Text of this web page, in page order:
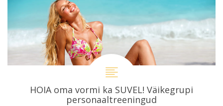
HOIA oma vormi ka SUVEL! Väikegrupi
personaaltreeningud